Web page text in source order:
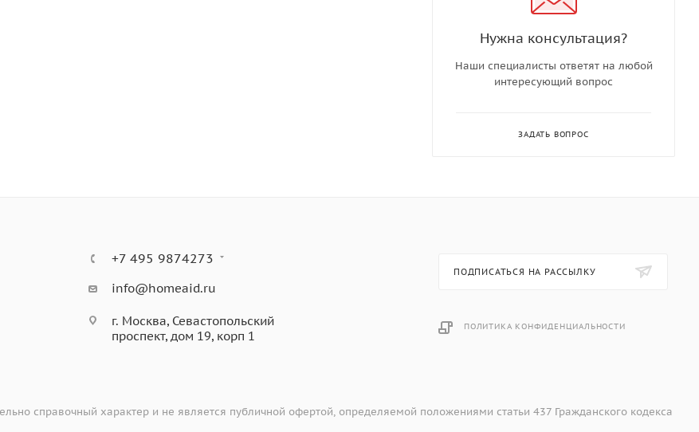
Нужна консультация?
Наши специалисты ответят на любой
интересующий вопрос
ЗАДАТЬ ВОПРОС
+7 495 9874273
info@homeaid.ru
г. Москва, Севастопольский
проспект, дом 19, корп 1
ПОДПИСАТЬСЯ НА РАССЫЛКУ
ПОЛИТИКА КОНФИДЕНЦИАЛЬНОСТИ
справочный характер и не является публичной офертой, определяемой положениями статьи 437 Гражданского кодекса